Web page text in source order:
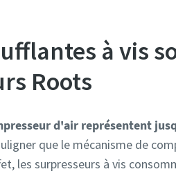
à vis
Roots
d'air représentent
que le mécanisme de
les surpresseurs à vis